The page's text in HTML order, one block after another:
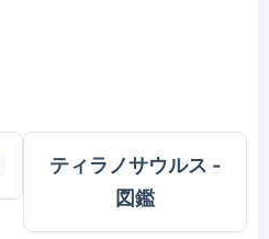
ティラノサウルス -
図鑑